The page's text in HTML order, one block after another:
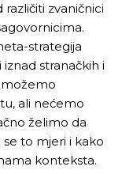
zvaničnici
strategija
stranačkih i
možemo
ali nećemo
želimo da
to mjeri i kako
konteksta.